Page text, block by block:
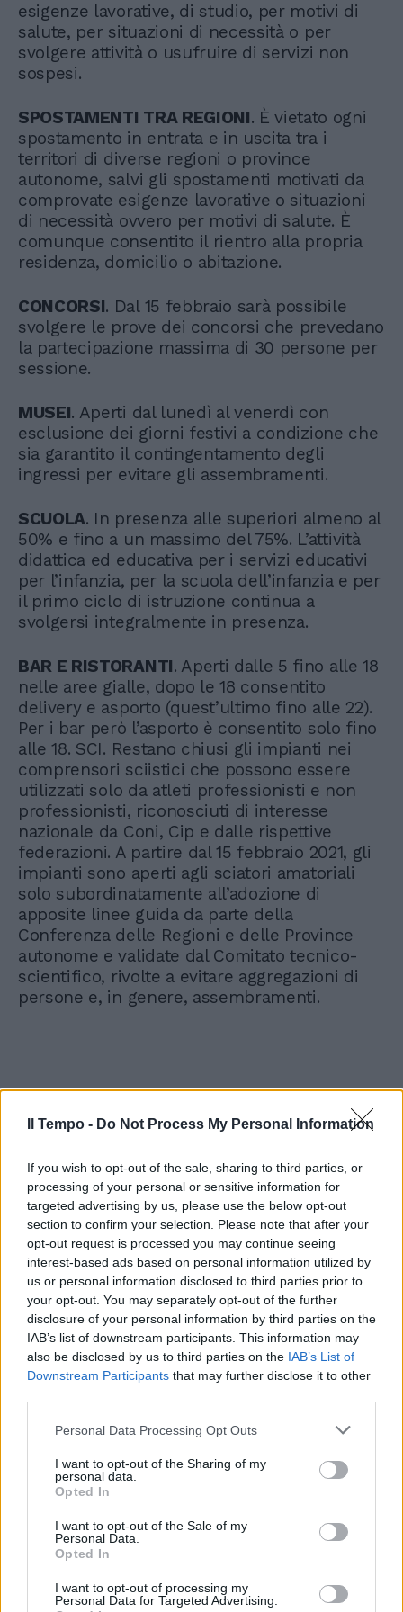
Il Tempo - Do Not Process My Personal Information
If you wish to opt-out of the sale, sharing to third parties, or
processing of your personal or sensitive information for
targeted advertising by us, please use the below opt-out
section to confirm your selection. Please note that after your
opt-out request is processed you may continue seeing
interest-based ads based on personal information utilized by
us or personal information disclosed to third parties prior to
your opt-out. You may separately opt-out of the further
disclosure of your personal information by third parties on the
IAB’s list of downstream participants. This information may
also be disclosed by us to third parties on the IAB’s List of
Downstream Participants that may further disclose it to other
Personal Data Processing Opt Outs
I want to opt-out of the Sharing of my
personal data.
Opted In
I want to opt-out of the Sale of my
Personal Data.
Opted In
I want to opt-out of processing my
Personal Data for Targeted Advertising.
esigenze lavorative, di studio, per motivi di
salute, per situazioni di necessità o per
svolgere attività o usufruire di servizi non
sospesi.
SPOSTAMENTI TRA REGIONI. È vietato ogni
spostamento in entrata e in uscita tra i
territori di diverse regioni o province
autonome, salvi gli spostamenti motivati da
comprovate esigenze lavorative o situazioni
di necessità ovvero per motivi di salute. È
comunque consentito il rientro alla propria
residenza, domicilio o abitazione.
CONCORSI. Dal 15 febbraio sarà possibile
svolgere le prove dei concorsi che prevedano
la partecipazione massima di 30 persone per
sessione.
MUSEI. Aperti dal lunedì al venerdì con
esclusione dei giorni festivi a condizione che
sia garantito il contingentamento degli
ingressi per evitare gli assembramenti.
SCUOLA. In presenza alle superiori almeno al
50% e fino a un massimo del 75%. L’attività
didattica ed educativa per i servizi educativi
per l’infanzia, per la scuola dell’infanzia e per
il primo ciclo di istruzione continua a
svolgersi integralmente in presenza.
BAR E RISTORANTI. Aperti dalle 5 fino alle 18
nelle aree gialle, dopo le 18 consentito
delivery e asporto (quest’ultimo fino alle 22).
Per i bar però l’asporto è consentito solo fino
alle 18. SCI. Restano chiusi gli impianti nei
comprensori sciistici che possono essere
utilizzati solo da atleti professionisti e non
professionisti, riconosciuti di interesse
nazionale da Coni, Cip e dalle rispettive
federazioni. A partire dal 15 febbraio 2021, gli
impianti sono aperti agli sciatori amatoriali
solo subordinatamente all’adozione di
apposite linee guida da parte della
Conferenza delle Regioni e delle Province
autonome e validate dal Comitato tecnico-
scientifico, rivolte a evitare aggregazioni di
persone e, in genere, assembramenti.
Scopri che puoi fare nella tua
Zona rossa (Bolzano, Lombardia e Sicilia)
SPOSTAMENTI. Vietato ogni spostamento
anche all’interno dei comuni, salvo che per
gli spostamenti motivati da comprovate
esigenze lavorative o situazioni di necessità
necessari ad assicurare lo svolgimento della
didattica in presenza nei limiti in cui la stessa
è consentita. È consentito il rientro presso il
proprio domicilio, abitazione o residenza. Si
può andare una sola volta al giorno nel
proprio comune, tra le 5 e le 22, a casa di
amici e parenti massimo in due (non si
contano minori di 14 anni e persone disabili o
non autosufficienti conviventi). Per i comuni